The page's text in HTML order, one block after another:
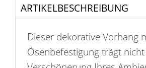
ARTIKELBESCHREIBUNG
Dieser dekorative Vorhang
Ösenbefestigung trägt